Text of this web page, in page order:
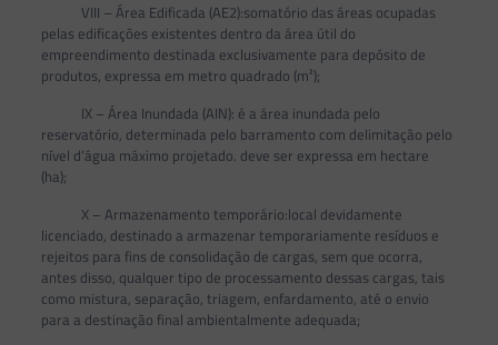
VIII – Área Edificada (AE2):somatório das áreas ocupadas
pelas edificações existentes dentro da área útil do
empreendimento destinada exclusivamente para depósito de
produtos, expressa em metro quadrado (m²);
IX – Área Inundada (AIN): é a área inundada pelo
reservatório, determinada pelo barramento com delimitação pelo
nível d’água máximo projetado. deve ser expressa em hectare
(ha);
X – Armazenamento temporário:local devidamente
licenciado, destinado a armazenar temporariamente resíduos e
rejeitos para fins de consolidação de cargas, sem que ocorra,
antes disso, qualquer tipo de processamento dessas cargas, tais
como mistura, separação, triagem, enfardamento, até o envio
para a destinação final ambientalmente adequada;